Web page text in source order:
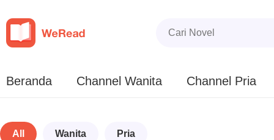
Beranda Channel Wanita Channel Pria
All Wanita Pria